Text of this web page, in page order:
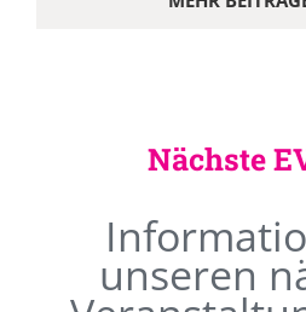
Nächste
unseren